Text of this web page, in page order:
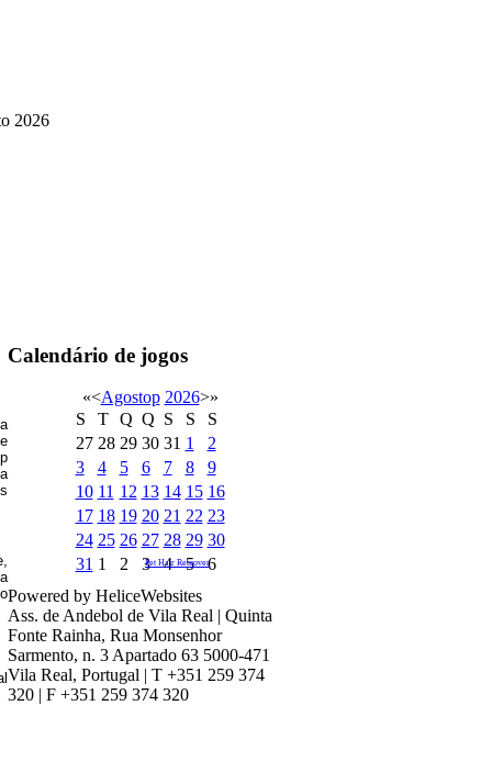
2026
Calendário de jogos
«<Agostop 2026>»
S
T Q Q S S
S
27 28 29 30 31 1
2
3
4 5 6 7 8
9
10 11 12 13 14 15 16
17 18 19 20 21 22 23
24 25 26 27 28 29 30
31 1 2 3 4 5 6
Pet Hair Remover
Powered by HeliceWebsites
Ass. de Andebol de Vila Real | Quinta
Fonte Rainha, Rua Monsenhor
Sarmento, n. 3 Apartado 63 5000-471
Vila Real, Portugal | T +351 259 374
320 | F +351 259 374 320